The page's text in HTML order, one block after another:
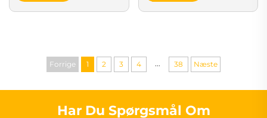
Forrige 1 2 3 4 ... 38 Næste
Har Du Spørgsmål Om